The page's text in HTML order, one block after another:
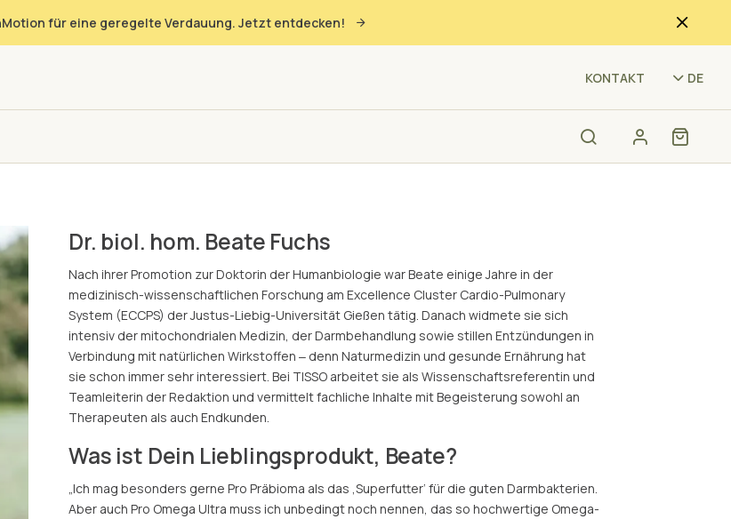
für eine geregelte Verdauung. Jetzt entdecken!
KONTAKT DE
Dr. biol. hom. Beate Fuchs
Nach ihrer Promotion zur Doktorin der Humanbiologie war Beate einige Jahre in der
medizinisch-wissenschaftlichen Forschung am Excellence Cluster Cardio-Pulmonary
System (ECCPS) der Justus-Liebig-Universität Gießen tätig. Danach widmete sie sich
intensiv der mitochondrialen Medizin, der Darmbehandlung sowie stillen Entzündungen in
Verbindung mit natürlichen Wirkstoffen ‒ denn Naturmedizin und gesunde Ernährung hat
sie schon immer sehr interessiert. Bei TISSO arbeitet sie als Wissenschaftsreferentin und
Teamleiterin der Redaktion und vermittelt fachliche Inhalte mit Begeisterung sowohl an
Therapeuten als auch Endkunden.
Was ist Dein Lieblingsprodukt, Beate?
„Ich mag besonders gerne Pro Präbioma als das ‚Superfutter‘ für die guten Darmbakterien.
Aber auch Pro Omega Ultra muss ich unbedingt noch nennen, das so hochwertige Omega-